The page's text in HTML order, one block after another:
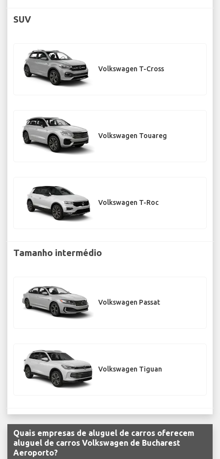
SUV
Volkswagen T-Cross
Volkswagen Touareg
Volkswagen T-Roc
Tamanho intermédio
Volkswagen Passat
Volkswagen Tiguan
Quais empresas de aluguel de carros oferecem
aluguel de carros Volkswagen de Bucharest
Aeroporto?